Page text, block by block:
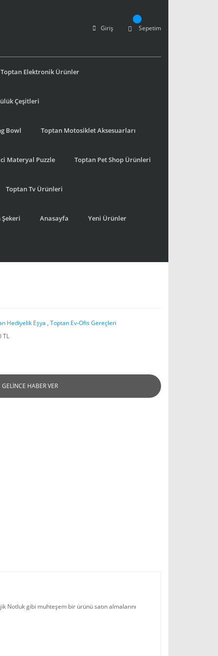
Giriş Sepetim
Toptan Elektronik Ürünler
Çeşitleri
Bowl Toptan Motosiklet Aksesuarları
Materyal Puzzle Toptan Pet Shop Ürünleri
Toptan Tv Ürünleri
Anasayfa Yeni Ürünler
Hediyelik Eşya , Toptan Ev-Ofis Gereçleri
TL
GELİNCE HABER VER
Notluk gibi muhteşem bir ürünü satın almalarını